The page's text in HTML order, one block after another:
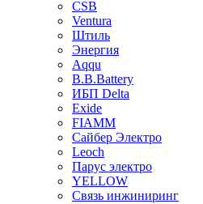
CSB
Ventura
Штиль
Энергия
Aqqu
B.B.Bаttery
ИБП Delta
Exide
FIAMM
Сайбер Электро
Leoch
Парус электро
YELLOW
Связь инжиниринг